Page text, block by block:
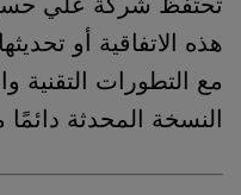
هذه الاتفاقية أو
مع التطورات التقنية
النسخة المحدثة دائمًا